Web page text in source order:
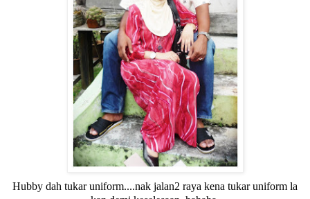
Hubby dah tukar uniform....nak jalan2 raya kena tukar uniform la